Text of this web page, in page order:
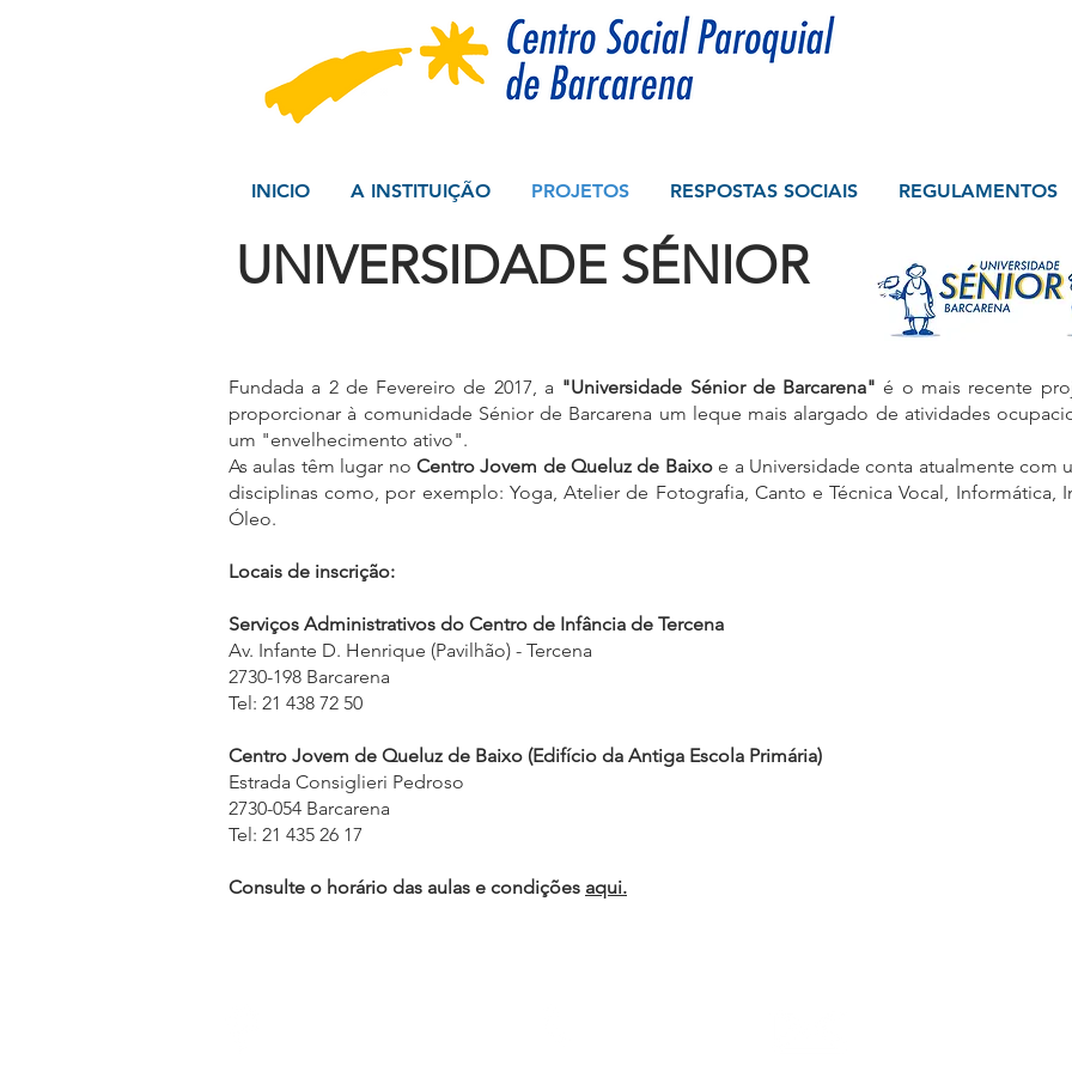
INICIO A INSTITUIÇÃO PROJETOS RESPOSTAS SOCIAIS REGULAMENTOS
UNIVERSIDADE SÉNIOR
Fundada a 2 de Fevereiro de 2017, a "Universidade Sénior de Barcarena" é o mais recente
proporcionar à comunidade Sénior de Barcarena um leque mais alargado de atividades
um "envelhecimento ativo".
As aulas têm lugar no Centro Jovem de Queluz de Baixoe a Universidade conta atualmente com
disciplinas como, por exemplo: Yoga, Atelier de Fotografia, Canto e Técnica Vocal, Informática,
Óleo.
Locais de inscrição:
Serviços Administrativos do Centro de Infância de Tercena
Av. Infante D. Henrique (Pavilhão) - Tercena
2730-198 Barcarena
Tel: 21 438 72 50
Centro Jovem de Queluz de Baixo (Edifício da Antiga Escola Primária)
Estrada Consiglieri Pedroso
2730-054 Barcarena
Tel: 21 435 26 17
Consulte o horário das aulas e condições aqui.